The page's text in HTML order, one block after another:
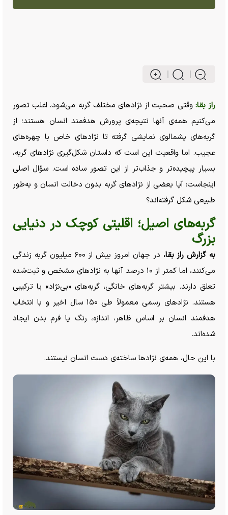
راز بقا:وقتی صحبت از نژاد‌های مختلف گربه می‌شود، اغلب تصور
می‌کنیم همه‌ی آنها نتیجه‌ی پرورش هدفمند انسان هستند؛ از
گربه‌های پشمالوی نمایشی گرفته تا نژاد‌های خاص با چهره‌های
عجیب. اما واقعیت این است که داستان شکل‌گیری نژاد‌های گربه،
بسیار پیچیده‌تر و جذاب‌تر از این تصور ساده است. سؤال اصلی
اینجاست: آیا بعضی از نژاد‌های گربه بدون دخالت انسان و به‌طور
طبیعی شکل گرفته‌اند؟
گربه‌های اصیل؛ اقلیتی کوچک در دنیایی
بزرگ
به گزارش راز بقا،
در جهان امروز بیش از ۶۰۰ میلیون گربه زندگی
می‌کنند، اما کمتر از ۱۰ درصد آنها به نژاد‌های مشخص و ثبت‌شده
تعلق دارند. بیشتر گربه‌های خانگی، گربه‌های «بی‌نژاد» یا ترکیبی
هستند. نژاد‌های رسمی معمولاً طی ۱۵۰ سال اخیر و با انتخاب
هدفمند انسان بر اساس ظاهر، اندازه، رنگ یا فرم بدن ایجاد
شده‌اند.
با این حال، همه‌ی نژاد‌ها ساخته‌ی دست انسان نیستند.